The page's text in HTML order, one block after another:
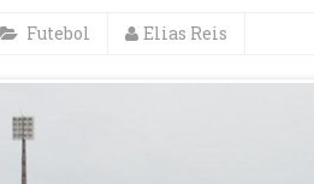
Futebol Elias Reis